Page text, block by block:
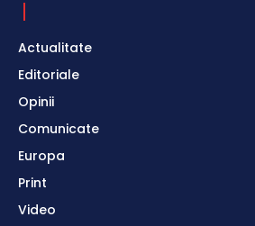
Actualitate
Editoriale
Opinii
Comunicate
Europa
Print
Video